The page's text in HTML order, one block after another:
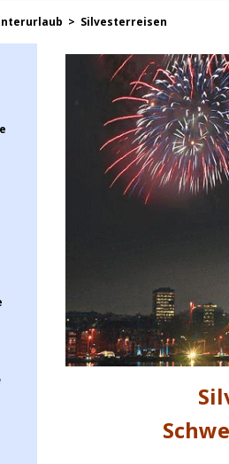
> Silvesterreisen